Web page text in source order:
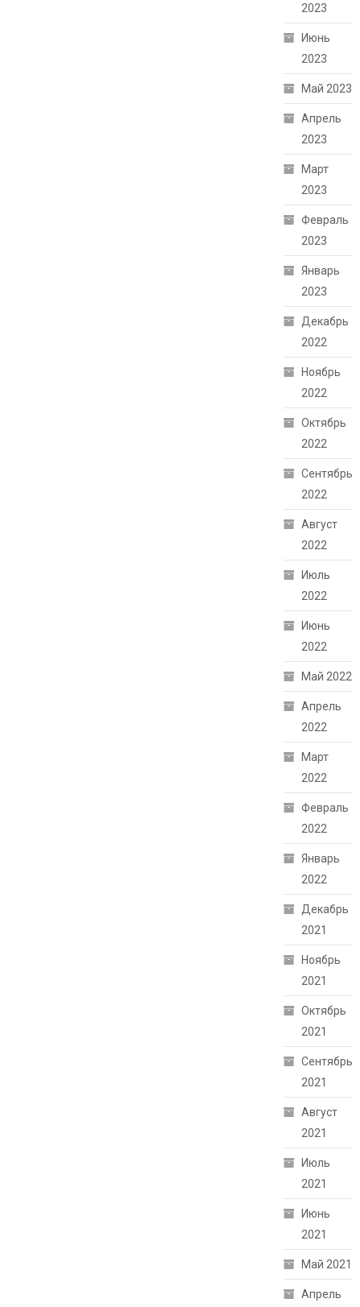
2023
Июнь
2023
Май 2023
Апрель
2023
Март
2023
Февраль
2023
Январь
2023
Декабрь
2022
Ноябрь
2022
Октябрь
2022
Сентябрь
2022
Август
2022
Июль
2022
Июнь
2022
Май 2022
Апрель
2022
Март
2022
Февраль
2022
Январь
2022
Декабрь
2021
Ноябрь
2021
Октябрь
2021
Сентябрь
2021
Август
2021
Июль
2021
Июнь
2021
Май 2021
Апрель